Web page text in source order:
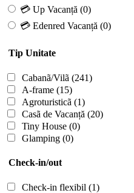
💳 Up Vacanță (0)
💳 Edenred Vacanță (0)
Tip Unitate
Cabanã/Vilã (241)
A-frame (15)
Agroturisticã (1)
Casã de Vacanță (20)
Tiny House (0)
Glamping (0)
Check-in/out
Check-in flexibil (1)